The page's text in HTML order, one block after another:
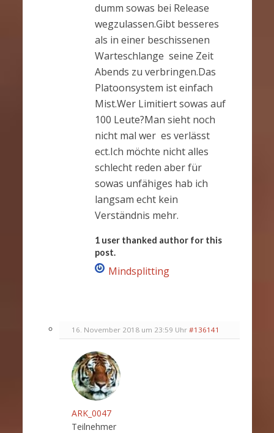
dumm sowas bei Release
wegzulassen.Gibt besseres
als in einer beschissenen
Warteschlange seine Zeit
Abends zu verbringen.Das
Platoonsystem ist einfach
Mist.Wer Limitiert sowas auf
100 Leute?Man sieht noch
nicht mal wer es verlässt
ect.Ich möchte nicht alles
schlecht reden aber für
sowas unfähiges hab ich
langsam echt kein
Verständnis mehr.
1 user thanked author for this
post.
Mindsplitting
16. November 2018 um 23:59 Uhr #136141
ARK_0047
Teilnehmer